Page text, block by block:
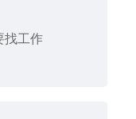
找工作